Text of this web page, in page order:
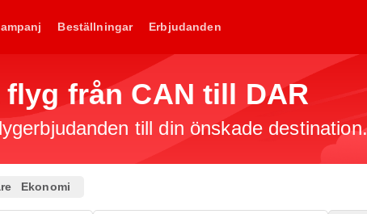
Beställningar Erbjudanden
från CAN till DAR
till din önskade
Ekonomi